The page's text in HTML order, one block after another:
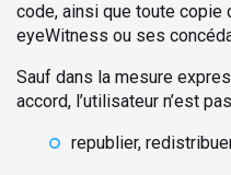
code, ainsi que toute copie
eyeWitness ou ses
Sauf dans la mesure
accord, l’utilisateur n’est
republier,